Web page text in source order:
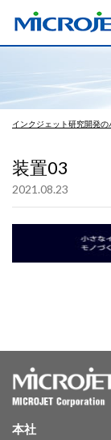
インクジェット研究開発
装置03
2021.08.23
本社